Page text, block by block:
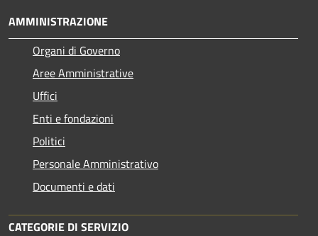
AMMINISTRAZIONE
Organi di Governo
Aree Amministrative
Uffici
Enti e fondazioni
Politici
Personale Amministrativo
Documenti e dati
CATEGORIE DI SERVIZIO